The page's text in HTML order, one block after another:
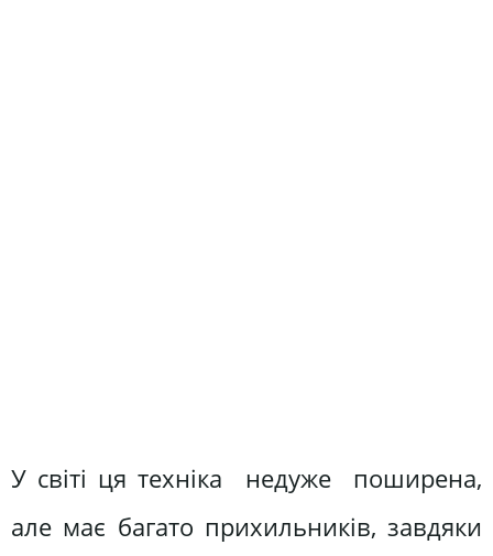
У світі ця техніка недуже поширена,
але має багато прихильників, завдяки